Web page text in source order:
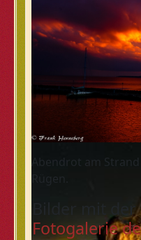
Abendrot am
Bilder mit
Fotogalerie